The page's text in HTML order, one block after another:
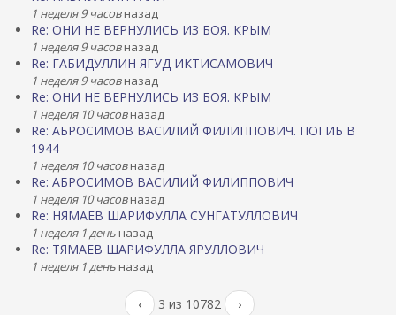
1 неделя 9 часовназад
Re: ОНИ НЕ ВЕРНУЛИСЬ ИЗ БОЯ. КРЫМ
1 неделя 9 часовназад
Re: ГАБИДУЛЛИН ЯГУД ИКТИСАМОВИЧ
1 неделя 9 часовназад
Re: ОНИ НЕ ВЕРНУЛИСЬ ИЗ БОЯ. КРЫМ
1 неделя 10 часовназад
Re: АБРОСИМОВ ВАСИЛИЙ ФИЛИППОВИЧ. ПОГИБ В
1944
1 неделя 10 часовназад
Re: АБРОСИМОВ ВАСИЛИЙ ФИЛИППОВИЧ
1 неделя 10 часовназад
Re: НЯМАЕВ ШАРИФУЛЛА СУНГАТУЛЛОВИЧ
1 неделя 1 день назад
Re: ТЯМАЕВ ШАРИФУЛЛА ЯРУЛЛОВИЧ
1 неделя 1 день назад
‹ 3 из 10782 ›